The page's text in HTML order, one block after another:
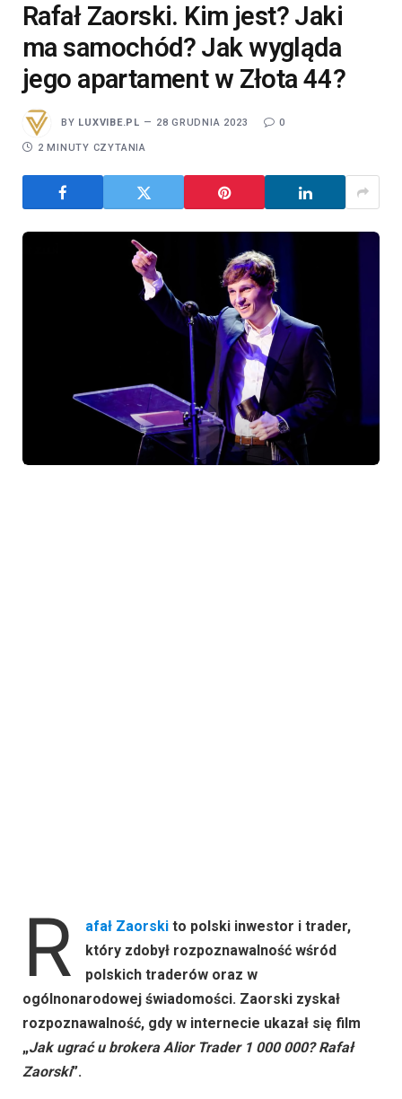
Rafał Zaorski. Kim jest? Jaki
ma samochód? Jak wygląda
jego apartament w Złota 44?
BY LUXVIBE.PL 28 GRUDNIA 2023 0
2 MINUTY CZYTANIA
R afał Zaorski to polski inwestor i trader,
który zdobył rozpoznawalność wśród
polskich traderów oraz w
ogólnonarodowej świadomości. Zaorski zyskał
rozpoznawalność, gdy w internecie ukazał się film
„Jak ugrać u brokera Alior Trader 1 000 000? Rafał
Zaorski”.